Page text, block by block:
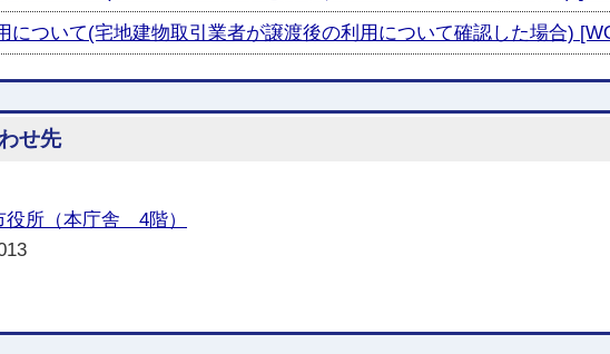
について(宅地建物取引業者が譲渡後の利用について確認した場合)
せ先
役所（本庁舎 4階）